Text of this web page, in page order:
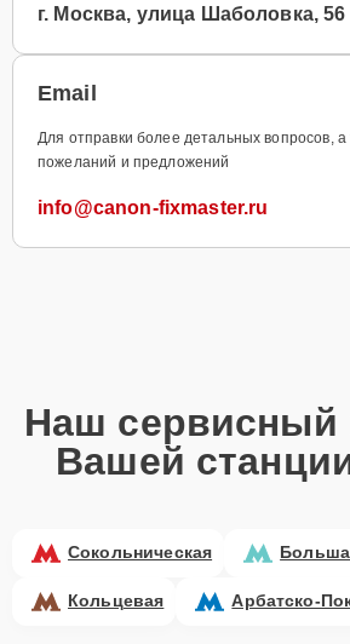
г. Москва, улица Шаболовка, 56
Email
Для отправки более детальных вопросов, а
пожеланий и предложений
info@canon-fixmaster.ru
Наш сервисный
Вашей
Сокольническая
Кольцевая Арбатско-